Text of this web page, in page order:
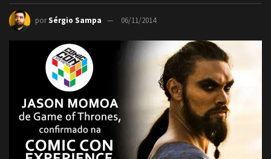
porSérgio Sampa 06/11/2014